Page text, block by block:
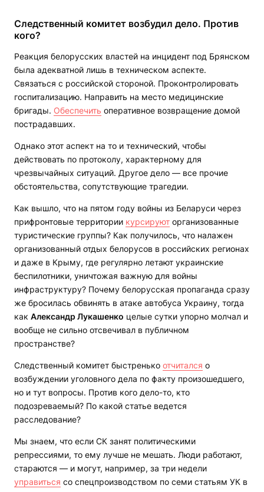
Следственный комитет возбудил дело. Против
кого?
Реакция белорусских властей на инцидент под Брянском
была адекватной лишь в техническом аспекте.
Связаться с российской стороной. Проконтролировать
госпитализацию. Направить на место медицинские
бригады. Обеспечить оперативное возвращение домой
пострадавших.
Однако этот аспект на то и технический, чтобы
действовать по протоколу, характерному для
чрезвычайных ситуаций. Другое дело — все прочие
обстоятельства, сопутствующие трагедии.
Как вышло, что на пятом году войны из Беларуси через
прифронтовые территории курсируют организованные
туристические группы? Как получилось, что налажен
организованный отдых белорусов в российских регионах
и даже в Крыму, где регулярно летают украинские
беспилотники, уничтожая важную для войны
инфраструктуру? Почему белорусская пропаганда сразу
же бросилась обвинять в атаке автобуса Украину, тогда
как Александр Лукашенко целые сутки упорно молчал и
вообще не сильно отсвечивал в публичном
пространстве?
Следственный комитет быстренько отчитался о
возбуждении уголовного дела по факту произошедшего,
но и тут вопросы. Против кого дело-то, кто
подозреваемый? По какой статье ведется
расследование?
Мы знаем, что если СК занят политическими
репрессиями, то ему лучше не мешать. Люди работают,
стараются — и могут, например, за три недели
управиться со спецпроизводством по семи статьям УК в